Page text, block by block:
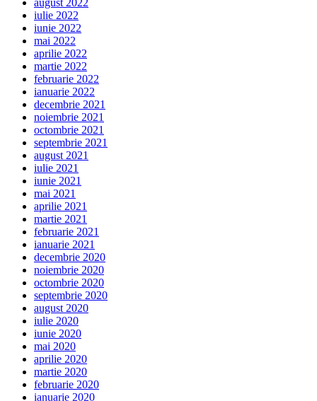
iulie 2022
iunie 2022
mai 2022
aprilie 2022
martie 2022
februarie 2022
ianuarie 2022
decembrie 2021
noiembrie 2021
octombrie 2021
septembrie 2021
august 2021
iulie 2021
iunie 2021
mai 2021
aprilie 2021
martie 2021
februarie 2021
ianuarie 2021
decembrie 2020
noiembrie 2020
octombrie 2020
septembrie 2020
august 2020
iulie 2020
iunie 2020
mai 2020
aprilie 2020
martie 2020
februarie 2020
ianuarie 2020